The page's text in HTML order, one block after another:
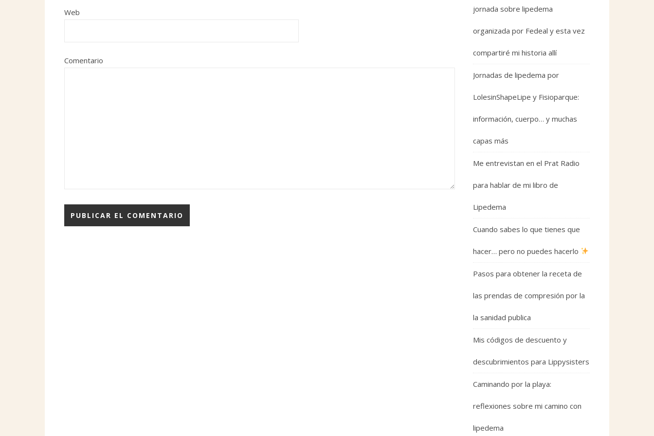
Web
Comentario
jornada sobre lipedema
organizada por Fedeal y esta vez
compartiré mi historia allí
Jornadas de lipedema por
LolesinShapeLipe y Fisioparque:
información, cuerpo… y muchas
capas más
Me entrevistan en el Prat Radio
para hablar de mi libro de
Lipedema
Cuando sabes lo que tienes que
hacer… pero no puedes hacerlo
Pasos para obtener la receta de
las prendas de compresión por la
la sanidad publica
Mis códigos de descuento y
descubrimientos para Lippysisters
Caminando por la playa:
reflexiones sobre mi camino con
lipedema